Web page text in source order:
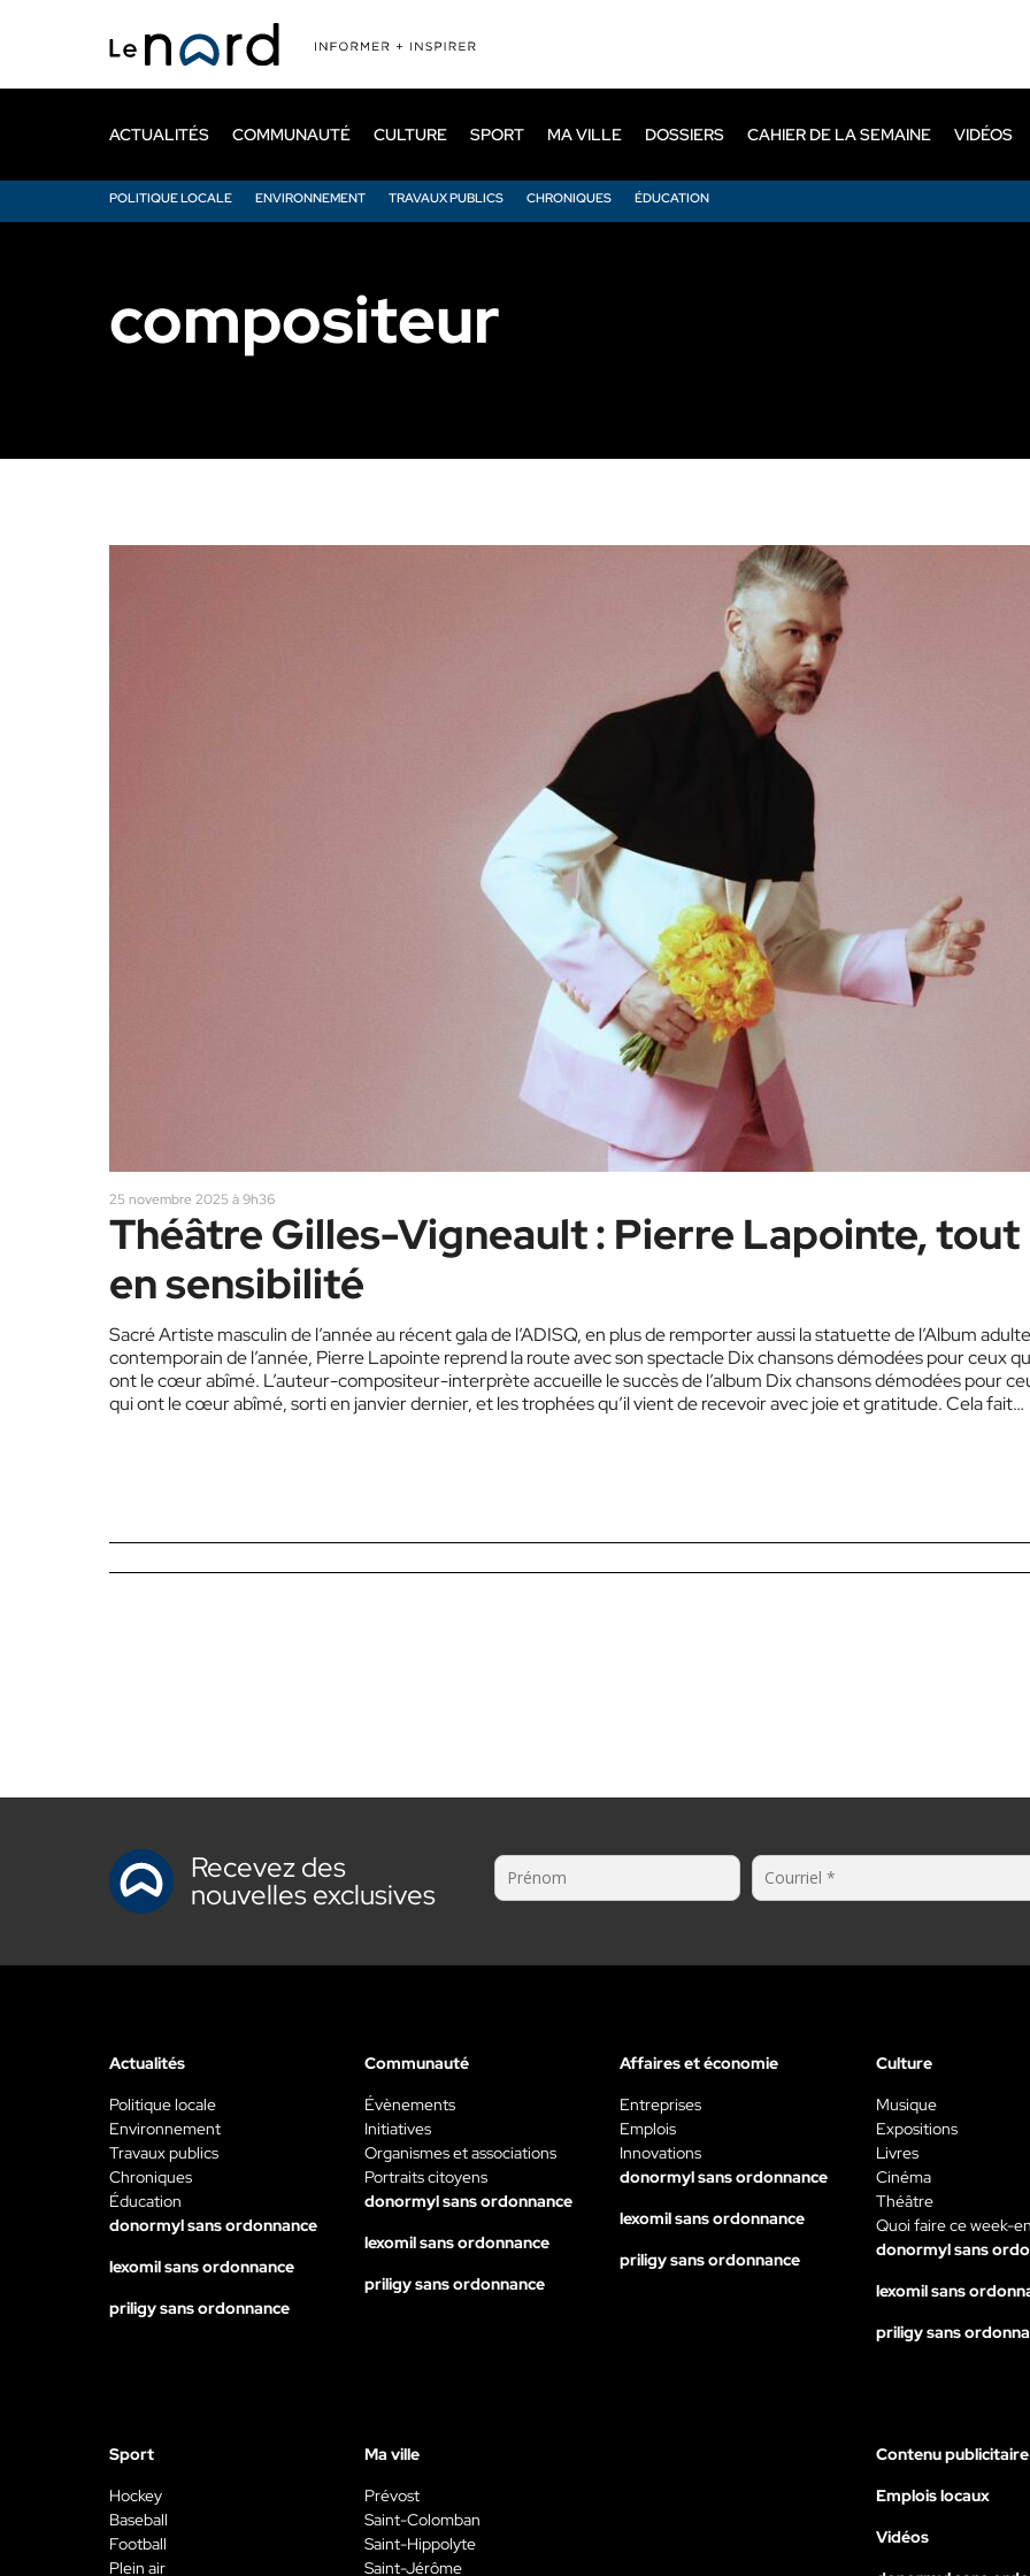
principal
ACTUALITÉS
POLITIQUE LOCALE ENVIRONNEMENT TRAVAUX PUBLICS CHRONIQUES ÉDUCATION
COMMUNAUTÉ CULTURE SPORT MA VILLE DOSSIERS CAHIER DE LA SEMAINE VIDÉOS
compositeur
25 novembre 2025 à 9h36
Théâtre Gilles-Vigneault : Pierre Lapointe, tout
en sensibilité
Sacré Artiste masculin de l’année au récent gala de l’ADISQ, en plus de remporter aussi la statuette de l’Album adulte
contemporain de l’année, Pierre Lapointe reprend la route avec son spectacle Dix chansons démodées pour ceux
ont le cœur abîmé. L’auteur-compositeur-interprète accueille le succès de l’album Dix chansons démodées pour
qui ont le cœur abîmé, sorti en janvier dernier, et les trophées qu’il vient de recevoir avec joie et gratitude. Cela fait
Recevez des
nouvelles exclusives
Actualités
Politique locale
Environnement
Travaux publics
Chroniques
Éducation
donormyl sans ordonnance
lexomil sans ordonnance
priligy sans ordonnance
Communauté
Évènements
Initiatives
Organismes et associations
Portraits citoyens
donormyl sans ordonnance
lexomil sans ordonnance
priligy sans ordonnance
Affaires et économie
Entreprises
Emplois
Innovations
donormyl sans ordonnance
lexomil sans ordonnance
priligy sans ordonnance
Culture
Musique
Expositions
Livres
Cinéma
Théâtre
Quoi faire ce week-
donormyl sans
lexomil sans
priligy sans
Sport
Hockey
Baseball
Football
Plein air
Ma ville
Prévost
Saint-Colomban
Saint-Hippolyte
Saint-Jérôme
Contenu publicitaire
Emplois locaux
Vidéos